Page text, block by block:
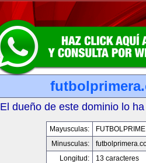
El dueño de este dominio lo
Mayusculas:
Minusculas:
Longitud:
13 caracteres